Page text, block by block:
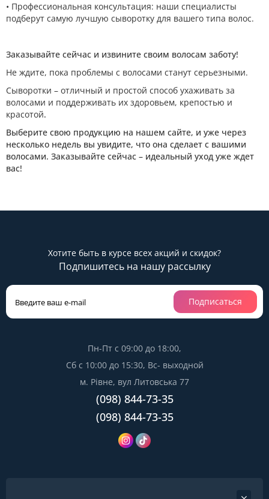
• Профессиональная консультация: наши специалисты
подберут самую лучшую сыворотку для вашего типа волос.
Заказывайте сейчас и извините своим волосам заботу!
Не ждите, пока проблемы с волосами станут серьезными.
Сыворотки – отличный и простой способ ухаживать за
волосами и поддерживать их здоровьем, крепостью и
красотой.
Выберите свою продукцию на нашем сайте, и уже через
несколько недель вы увидите, что она сделает с вашими
волосами. Заказывайте сейчас – идеальный уход уже ждет
вас!
Хотите быть в курсе всех акций и скидок?
Подпишитесь на нашу рассылку
Подписаться
Пн-Пт с 09:00 до 18:00,
Сб с 10:00 до 15:30, Вс- выходной
м. Рівне, вул Литовська 77
(098) 844-73-35
(098) 844-73-35